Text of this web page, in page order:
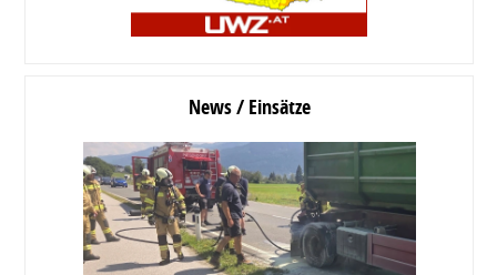
News / Einsätze